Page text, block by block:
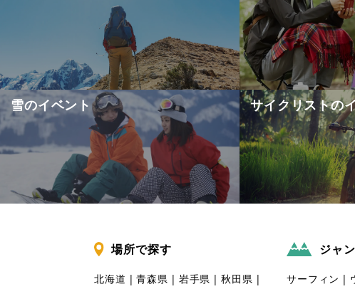
雪のイベント サイクリストの
場所で探す
北海道 青森県 岩手県
秋田県
ジャ
サーフィン